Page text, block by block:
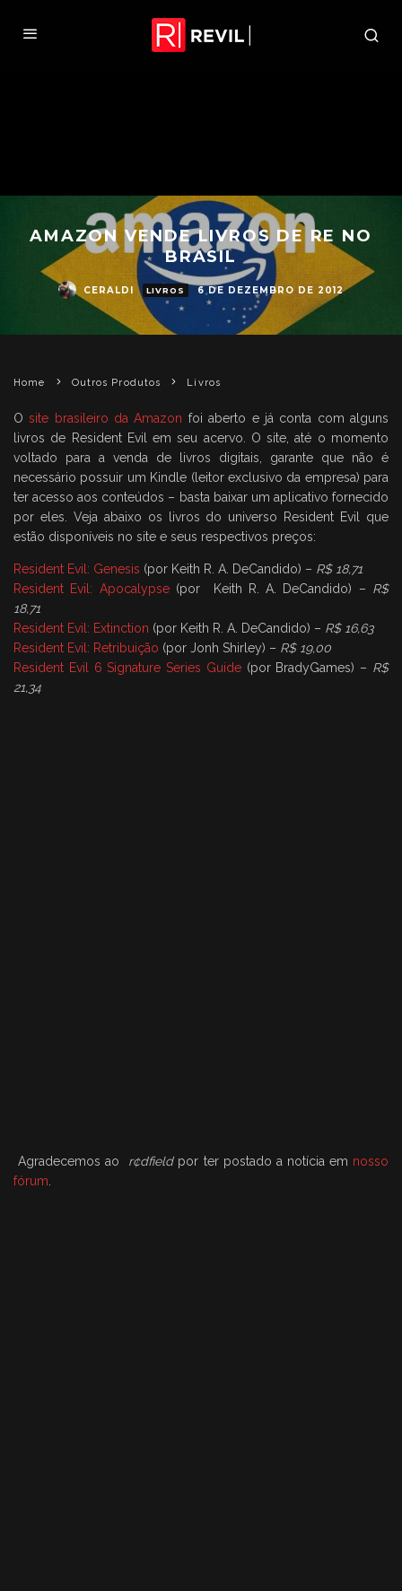
AMAZON VENDE LIVROS DE RE NO
BRASIL
CERALDI LIVROS 6 DE DEZEMBRO DE 2012
Home Outros Produtos Livros
Osite brasileiro da Amazon foi aberto e já conta com alguns
livros de Resident Evil em seu acervo. O site, até o momento
voltado para a venda de livros digitais, garante que não é
necessário possuir um Kindle (leitor exclusivo da empresa) para
ter acesso aos conteúdos – basta baixar um aplicativo fornecido
por eles. Veja abaixo os livros do universo Resident Evil que
estão disponíveis no site e seus respectivos preços:
Resident Evil: Genesis (por Keith R. A. DeCandido) – R$ 18,71
Resident Evil: Apocalypse(por Keith R. A. DeCandido) – R$
18,71
Resident Evil: Extinction (por Keith R. A. DeCandido) – R$ 16,63
Resident Evil: Retribuição (por Jonh Shirley) – R$ 19,00
Resident Evil 6 Signature Series Guide(por BradyGames) – R$
21,34
Agradecemos ao r¢dfieldpor ter postado a notícia em nosso
fórum